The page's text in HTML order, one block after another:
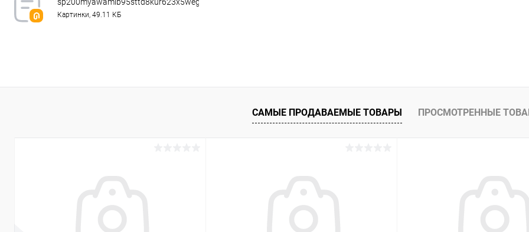
Картинки, 49.11 КБ
САМЫЕ ПРОДАВАЕМЫЕ ТОВАРЫ ПРОСМОТРЕННЫЕ